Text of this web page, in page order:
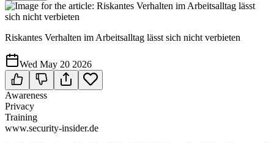
Riskantes Verhalten im Arbeitsalltag lässt sich nicht verbieten
Wed May 20 2026
Awareness
Privacy
Training
www.security-insider.de